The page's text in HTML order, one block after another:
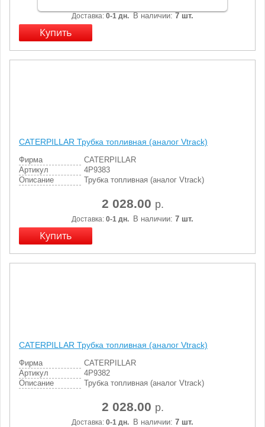
Доставка: 0-1 дн. В наличии: 7 шт.
CATERPILLAR Трубка топливная (аналог Vtrack)
Фирма
CATERPILLAR
Артикул
4P9383
Описание
Трубка топливная (аналог Vtrack)
2 028.00 р.
Доставка: 0-1 дн. В наличии: 7 шт.
CATERPILLAR Трубка топливная (аналог Vtrack)
Фирма
CATERPILLAR
Артикул
4P9382
Описание
Трубка топливная (аналог Vtrack)
2 028.00 р.
Доставка: 0-1 дн. В наличии: 7 шт.